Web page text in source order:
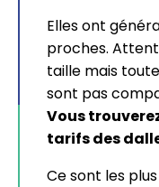
Elles ont
proches.
taille mais
sont pas
Vous
tarifs des
Ce sont les